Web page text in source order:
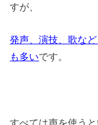
すが、
発声、演技、歌な
も多いです。
すべては声を使う